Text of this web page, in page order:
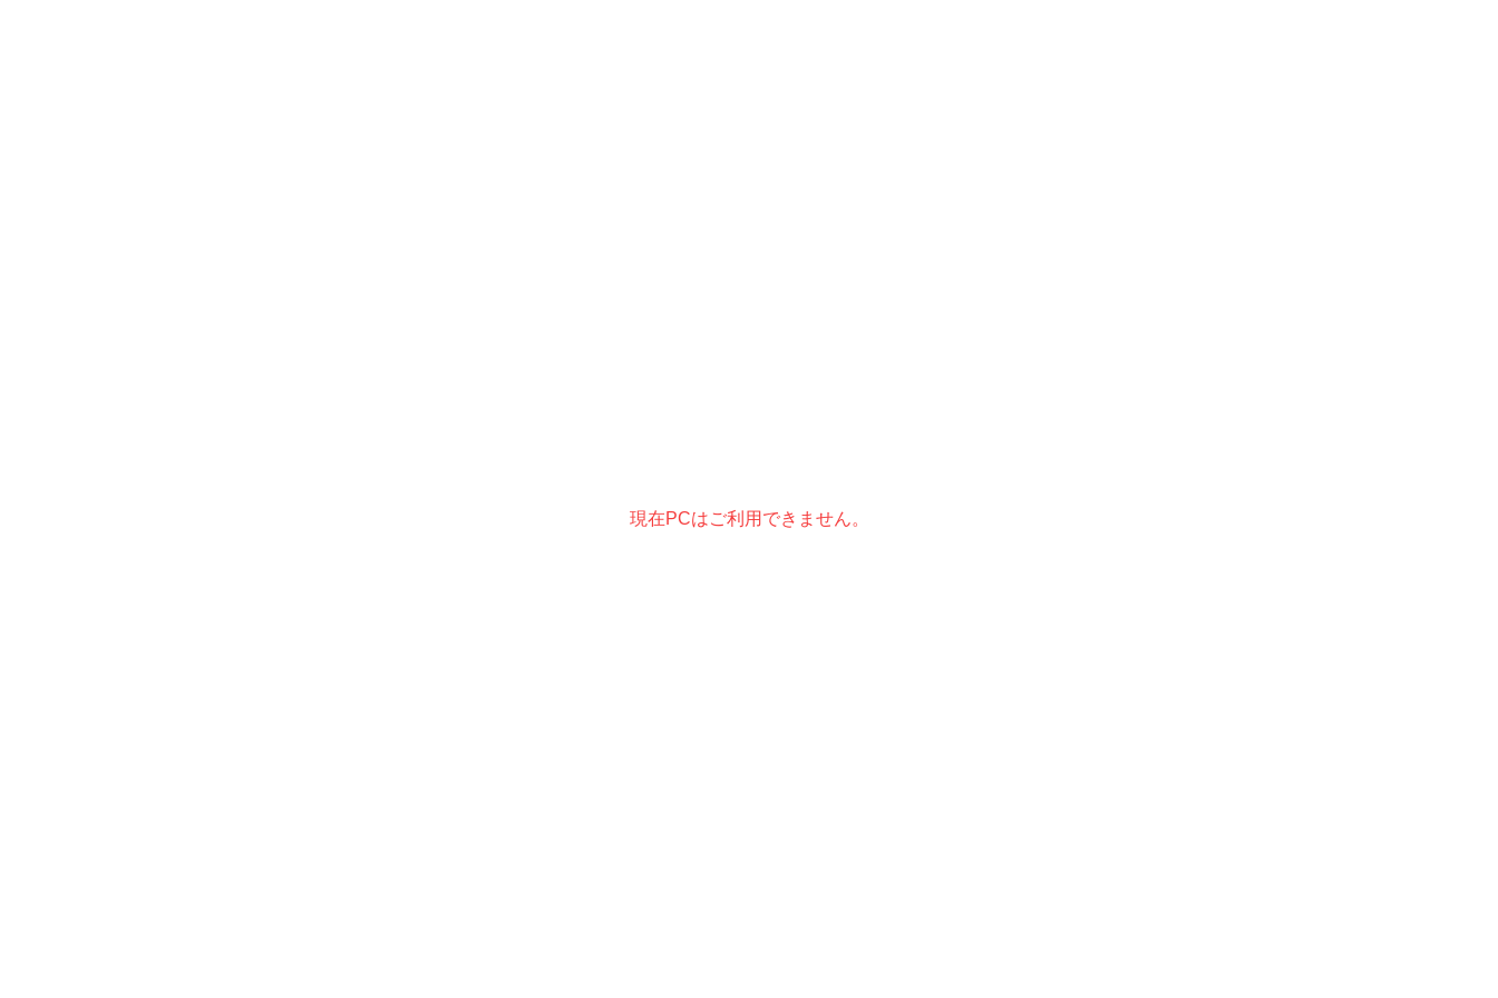
現在PCはご利用できません。